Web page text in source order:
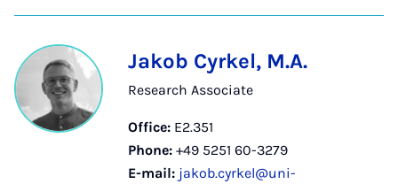
Jakob Cyrkel, M.A.
Research Associate
Office: E2.351
Phone: +49 5251 60-3279
E-mail: jakob.cyrkel@uni-